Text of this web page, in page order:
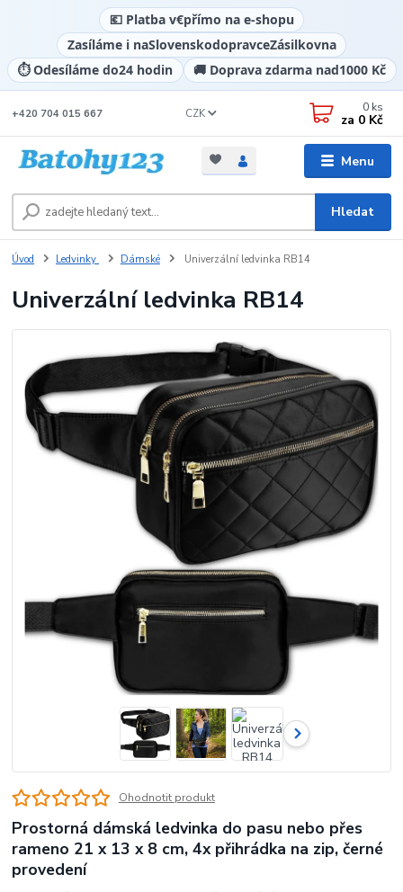
💶 Platba v€přímo na e-shopu
Zasíláme i naSlovenskodopravceZásilkovna
⏱️ Odesíláme do24 hodin 🚚 Doprava zdarma nad1000 Kč
Menu
CZK
Hledat
+420 704 015 667 0 ks
za 0 Kč
Úvod Ledvinky Dámské Univerzální ledvinka RB14
Univerzální ledvinka RB14
Ohodnotit produkt
Prostorná dámská ledvinka do pasu nebo přes
rameno 21 x 13 x 8 cm, 4x přihrádka na zip, černé
provedení